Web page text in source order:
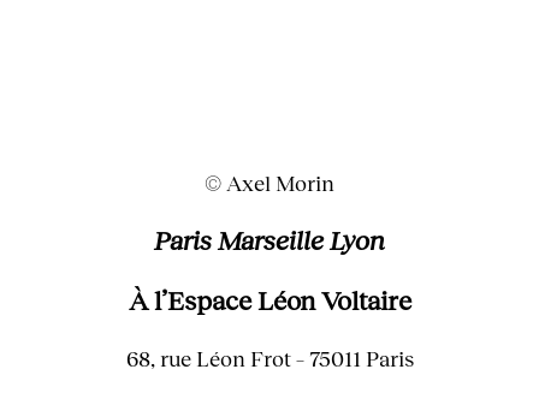
© Axel Morin
Paris Marseille Lyon
À l’Espace Léon Voltaire
68, rue Léon Frot – 75011 Paris